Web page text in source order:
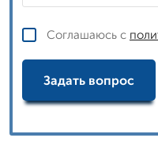
Соглашаюсь с
Задать вопрос